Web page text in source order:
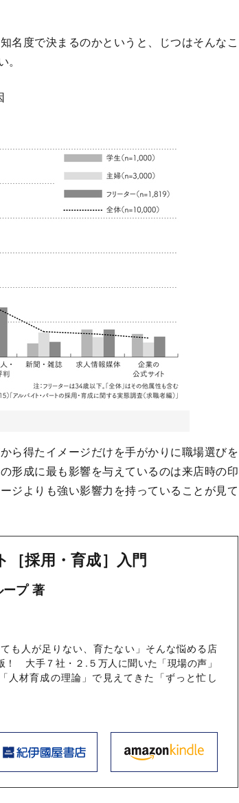
名度で決まるのかというと、じつはそんなこ
ら得たイメージだけを手がかりに職場選びを
形成に最も影響を与えているのは来店時の印
ジよりも強い影響力を持っていることが見て
［採用・育成］入門
プ 著
も人が足りない、育たない」そんな悩める店
！ 大手７社・２.５万人に聞いた「現場の声」
人材育成の理論」で見えてきた「ずっと忙し